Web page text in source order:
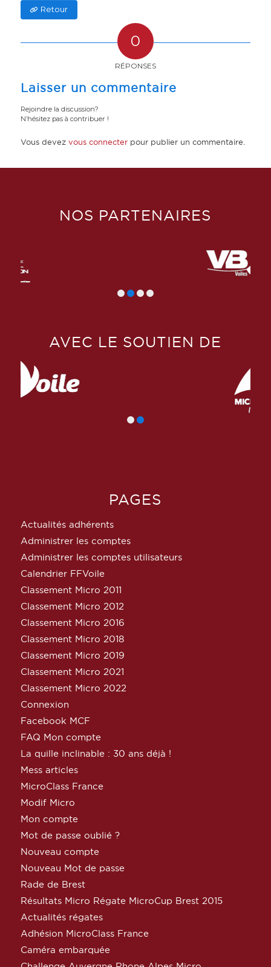
Retour
0
RÉPONSES
Laisser un commentaire
Rejoindre la discussion?
N’hésitez pas à contribuer !
Vous devez vous connecterpour publier un commentaire.
NOS PARTENAIRES
AVEC LE SOUTIEN DE
PAGES
Actualités adhérents
Administrer les comptes
Administrer les comptes utilisateurs
Calendrier FFVoile
Classement Micro 2011
Classement Micro 2012
Classement Micro 2016
Classement Micro 2018
Classement Micro 2019
Classement Micro 2021
Classement Micro 2022
Connexion
Facebook MCF
FAQ Mon compte
La quille inclinable : 30 ans déjà !
Mess articles
MicroClass France
Modif Micro
Mon compte
Mot de passe oublié ?
Nouveau compte
Nouveau Mot de passe
Rade de Brest
Résultats Micro Régate MicroCup Brest 2015
Actualités régates
Adhésion MicroClass France
Caméra embarquée